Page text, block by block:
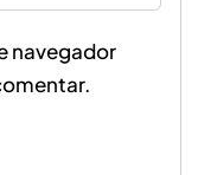
navegador